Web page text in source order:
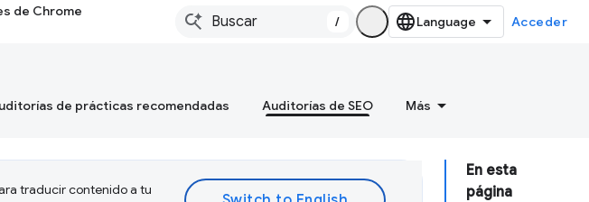
de Chrome
/ Acceder
de prácticas recomendadas Auditorías de SEO Más
En esta
página
traducir contenido a tu